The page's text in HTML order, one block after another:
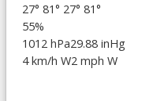
27° 81° 27° 81°
55%
1012 hPa29.88 inHg
4 km/h W2 mph W